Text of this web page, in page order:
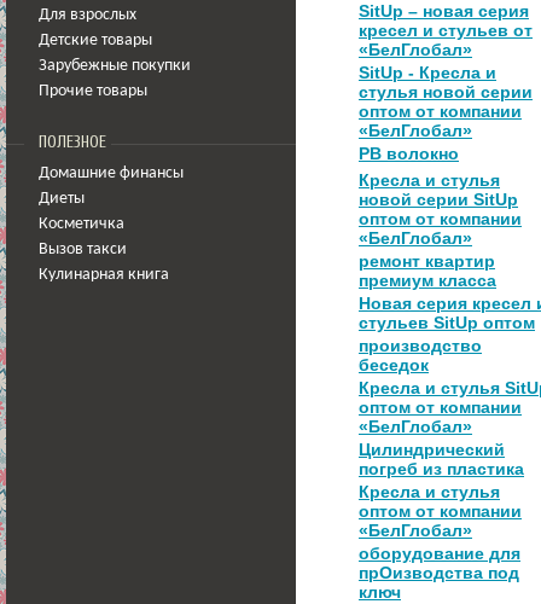
Для взрослых
Детские товары
Зарубежные покупки
Прочие товары
ПОЛЕЗНОЕ
Домашние финансы
Диеты
Косметичка
Вызов такси
Кулинарная книга
SitUp – новая серия
кресел и стульев от
«БелГлобал»
SitUp - Кресла и
стулья новой серии
оптом от компании
«БелГлобал»
РВ волокно
Кресла и стулья
новой серии SitUp
оптом от компании
«БелГлобал»
ремонт квартир
премиум класса
Новая серия кресел
стульев SitUp оптом
производство
беседок
Кресла и стулья
оптом от компании
«БелГлобал»
Цилиндрический
погреб из пластика
Кресла и стулья
оптом от компании
«БелГлобал»
оборудование для
прОизводства под
ключ